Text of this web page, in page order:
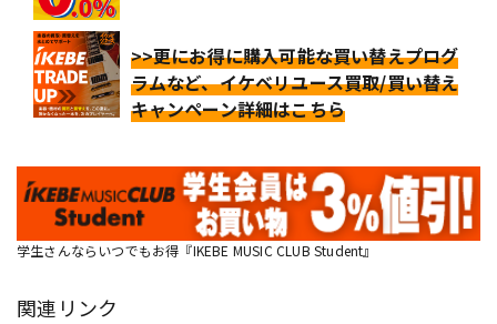
>>更にお得に購入可能な買い替えプログ
ラムなど、イケベリユース買取/買い替え
キャンペーン詳細はこちら
学生さんならいつでもお得『IKEBE MUSIC CLUB Student』
関連リンク